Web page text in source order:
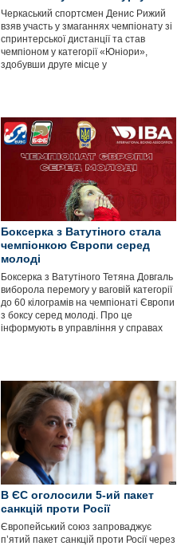
Черкаський спортсмен Денис Рижий
взяв участь у змаганнях чемпіонату зі
спринтерської дистанції та став
чемпіоном у категорії «Юніори»,
здобувши друге місце у
Боксерка з Ватутіного стала
чемпіонкою Європи серед
молоді
Боксерка з Ватутіного Тетяна Довгаль
виборола перемогу у ваговій категорії
до 60 кілограмів на чемпіонаті Європи
з боксу серед молоді. Про це
інформують в управління у справах
В ЄС оголосили 5-ий пакет
санкцій проти Росії
Європейський союз запроваджує
п’ятий пакет санкцій проти Росії через